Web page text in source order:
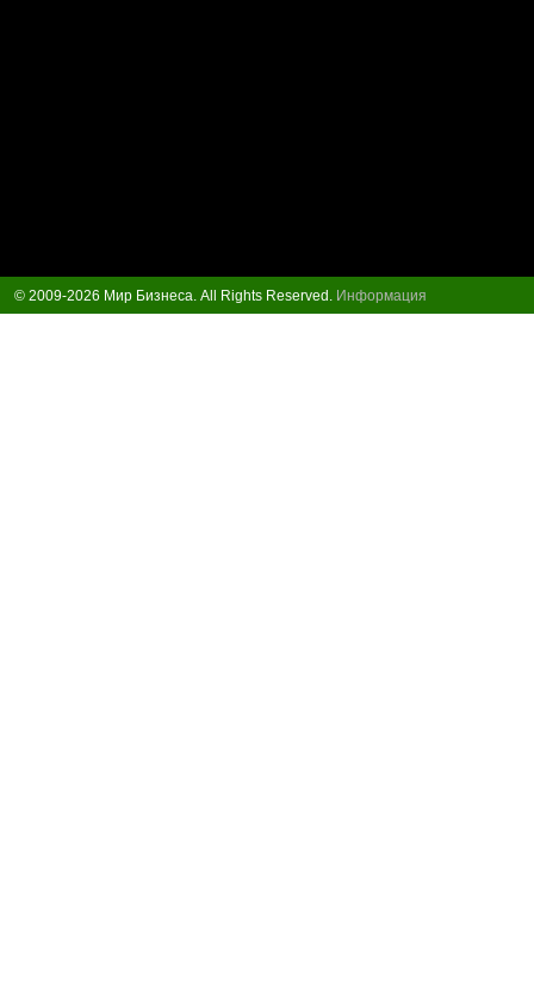
© 2009-2026 Мир Бизнеса. All Rights Reserved. Информация